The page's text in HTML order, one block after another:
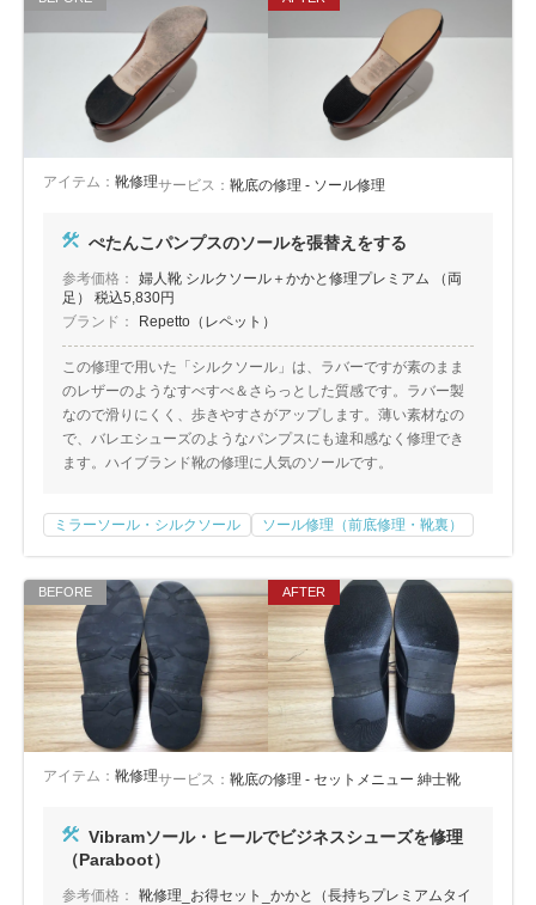
アイテム： 靴修理サービス： 靴底の修理 - ソール修理
ぺたんこパンプスのソールを張替えをする
参考価格：
婦人靴 シルクソール＋かかと修理プレミアム （両
足） 税込5,830円
ブランド：
Repetto（レペット）
この修理で用いた「シルクソール」は、ラバーですが素のまま
のレザーのようなすべすべ＆さらっとした質感です。ラバー製
なので滑りにくく、歩きやすさがアップします。薄い素材なの
で、バレエシューズのようなパンプスにも違和感なく修理でき
ます。ハイブランド靴の修理に人気のソールです。
ミラーソール・シルクソール ソール修理（前底修理・靴裏）
アイテム： 靴修理サービス： 靴底の修理 - セットメニュー 紳士靴
Vibramソール・ヒールでビジネスシューズを修理
（Paraboot）
参考価格：
靴修理_お得セット_かかと（長持ちプレミアムタイ